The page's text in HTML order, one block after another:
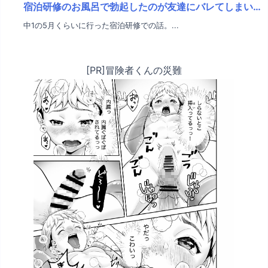
宿泊研修のお風呂で勃起したのが友達にバレてしまい…
中1の5月くらいに行った宿泊研修での話。...
[PR]冒険者くんの災難